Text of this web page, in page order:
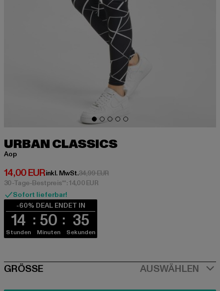
URBAN CLASSICS
Aop
14,00 EUR
Derzeitiger Preis: 14,00 EUR
inkl. MwSt.34,99 EURAktionspreis: 34,99 EUR
30-Tage-Bestpreis**: 14,00 EUR
Sofort lieferbar!
-60% DEAL ENDET IN
14
Stunden
50
Minuten
35
Sekunden
SIZE
GRÖSSE AUSWÄHLEN